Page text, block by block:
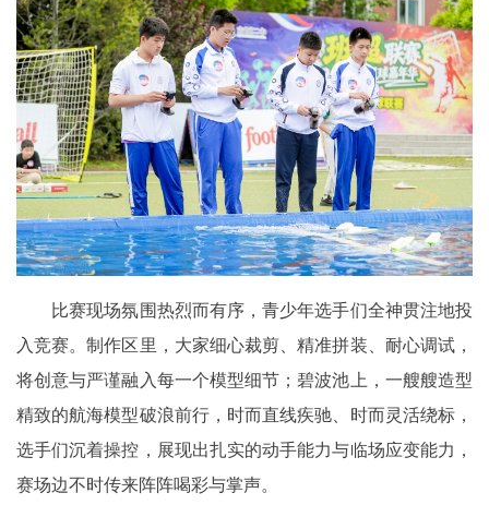
比赛现场氛围热烈而有序，青少年选手们全神贯注地投
入竞赛。制作区里，大家细心裁剪、精准拼装、耐心调试，
将创意与严谨融入每一个模型细节；碧波池上，一艘艘造型
精致的航海模型破浪前行，时而直线疾驰、时而灵活绕标，
选手们沉着操控，展现出扎实的动手能力与临场应变能力，
赛场边不时传来阵阵喝彩与掌声。